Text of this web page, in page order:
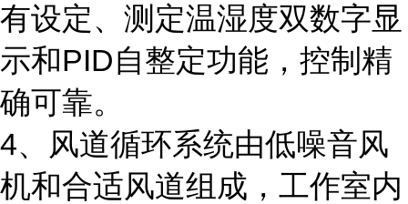
有设定、测定温湿度双数字显
示和PID自整定功能，控制精
确可靠。
4、风道循环系统由低噪音风
机和合适风道组成，工作室内